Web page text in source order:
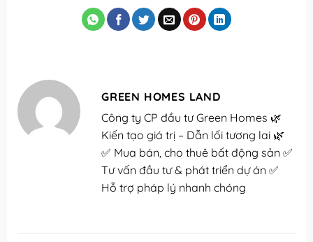
GREEN HOMES LAND
Công ty CP đầu tư Green Homes 🌿
Kiến tạo giá trị – Dẫn lối tương lai 🌿
✅ Mua bán, cho thuê bất động sản ✅
Tư vấn đầu tư & phát triển dự án ✅
Hỗ trợ pháp lý nhanh chóng